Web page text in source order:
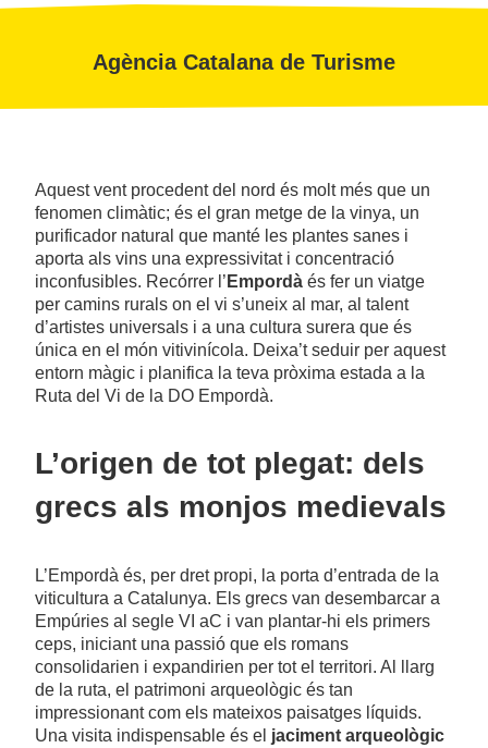
Agència Catalana de Turisme
Aquest vent procedent del nord és molt més que un
fenomen climàtic; és el gran metge de la vinya, un
purificador natural que manté les plantes sanes i
aporta als vins una expressivitat i concentració
inconfusibles. Recórrer l’ Empordà és fer un viatge
per camins rurals on el vi s’uneix al mar, al talent
d’artistes universals i a una cultura surera que és
única en el món vitivinícola. Deixa’t seduir per aquest
entorn màgic i planifica la teva pròxima estada a la
Ruta del Vi de la DO Empordà.
L’origen de tot plegat: dels
grecs als monjos medievals
L’Empordà és, per dret propi, la porta d’entrada de la
viticultura a Catalunya. Els grecs van desembarcar a
Empúries al segle VI aC i van plantar-hi els primers
ceps, iniciant una passió que els romans
consolidarien i expandirien per tot el territori. Al llarg
de la ruta, el patrimoni arqueològic és tan
impressionant com els mateixos paisatges líquids.
Una visita indispensable és el jaciment arqueològic